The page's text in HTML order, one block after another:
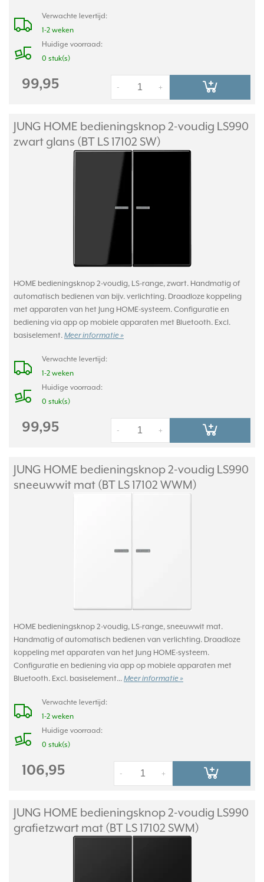
Verwachte levertijd:
1-2 weken
Huidige voorraad:
0 stuk(s)
99,95 +
-
JUNG HOME bedieningsknop 2-voudig LS990
zwart glans (BT LS 17102 SW)
HOME bedieningsknop 2-voudig, LS-range, zwart. Handmatig of
automatisch bedienen van bijv. verlichting. Draadloze koppeling
met apparaten van het Jung HOME-systeem. Configuratie en
bediening via app op mobiele apparaten met Bluetooth. Excl.
basiselement. Meer informatie »
Verwachte levertijd:
1-2 weken
Huidige voorraad:
0 stuk(s)
99,95 +
-
JUNG HOME bedieningsknop 2-voudig LS990
sneeuwwit mat (BT LS 17102 WWM)
HOME bedieningsknop 2-voudig, LS-range, sneeuwwit mat.
Handmatig of automatisch bedienen van verlichting. Draadloze
koppeling met apparaten van het Jung HOME-systeem.
Configuratie en bediening via app op mobiele apparaten met
Bluetooth. Excl. basiselement... Meer informatie »
Verwachte levertijd:
1-2 weken
Huidige voorraad:
0 stuk(s)
106,95 +
-
JUNG HOME bedieningsknop 2-voudig LS990
grafietzwart mat (BT LS 17102 SWM)